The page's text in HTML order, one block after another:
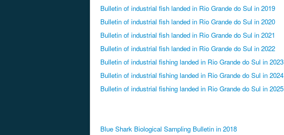
Bulletin of industrial fish landed in Rio Grande do Sul in 2019
Bulletin of industrial fish landed in Rio Grande do Sul in 2020
Bulletin of industrial fish landed in Rio Grande do Sul in 2021
Bulletin of industrial fish landed in Rio Grande do Sul in 2022
Bulletin of industrial fishing landed in Rio Grande do Sul in 2023
Bulletin of industrial fishing landed in Rio Grande do Sul in 2024
Bulletin of industrial fishing landed in Rio Grande do Sul in 2025
Blue Shark Biological Sampling Bulletin in 2018